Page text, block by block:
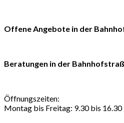
Offene Angebote in der
Beratungen in der
Öffnungszeiten:
Montag bis Freitag: 9.30 bis 16.30